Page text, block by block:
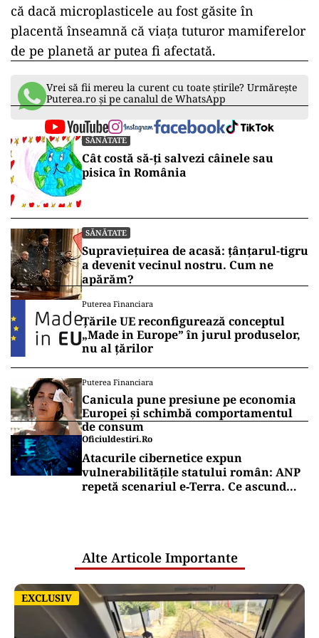
că dacă microplasticele au fost găsite în
placentă înseamnă că viața tuturor mamiferelor
de pe planetă ar putea fi afectată.
Vrei să fii mereu la curent cu toate știrile? Urmărește
Puterea.ro și pe canalul de WhatsApp
SĂNĂTATE
Cât costă să-ți salvezi câinele sau
pisica în România
SĂNĂTATE
Supraviețuirea de acasă: țânțarul-tigru
a devenit vecinul nostru. Cum ne
apărăm?
Puterea Financiara
Țările UE reconfigurează conceptul
„Made in Europe” în jurul produselor,
nu al țărilor
Puterea Financiara
Canicula pune presiune pe economia
Europei și schimbă comportamentul
de consum
Oficiuldestiri.ro
Atacurile cibernetice expun
vulnerabilitățile statului român: ANP
repetă scenariul e‑Terra. Ce ascund
Alte Articole Importante
EXCLUSIV
EXCLUSIV